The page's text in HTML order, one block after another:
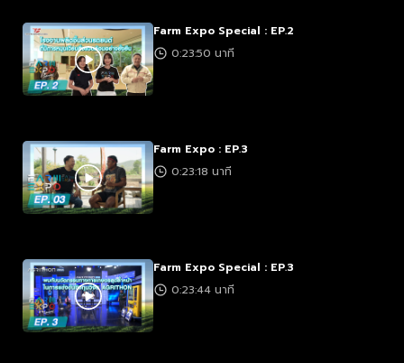
Farm Expo Special : EP.2
0:23:50 นาที
Farm Expo : EP.3
0:23:18 นาที
Farm Expo Special : EP.3
0:23:44 นาที